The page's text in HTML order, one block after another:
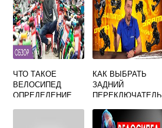
ЧТО ТАКОЕ
ВЕЛОСИПЕД
ОПРЕДЕЛЕНИЕ
КАК ВЫБРАТЬ
ЗАДНИЙ
ПЕРЕКЛЮЧАТЕЛЬ
ВЕЛОСИПЕДА